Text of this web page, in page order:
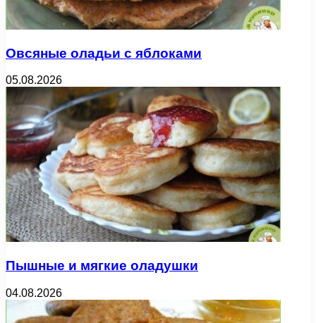
Овсяные оладьи с яблоками
05.08.2026
Пышные и мягкие оладушки
04.08.2026